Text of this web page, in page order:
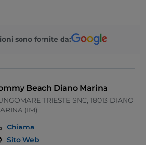
sono fornite da:
Beach Diano Marina
TRIESTE SNC, 18013 DIANO
(IM)
Chiama
Sito Web